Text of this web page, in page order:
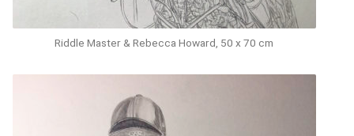
Riddle Master & Rebecca Howard, 50 x 70 cm